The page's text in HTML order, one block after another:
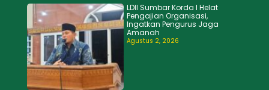
LDII Sumbar Korda I Helat
Pengajian Organisasi,
Ingatkan Pengurus Jaga
Amanah
Agustus 2, 2026